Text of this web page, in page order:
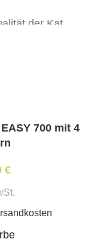
der Kat.
beigestellten
700 mit 4
€